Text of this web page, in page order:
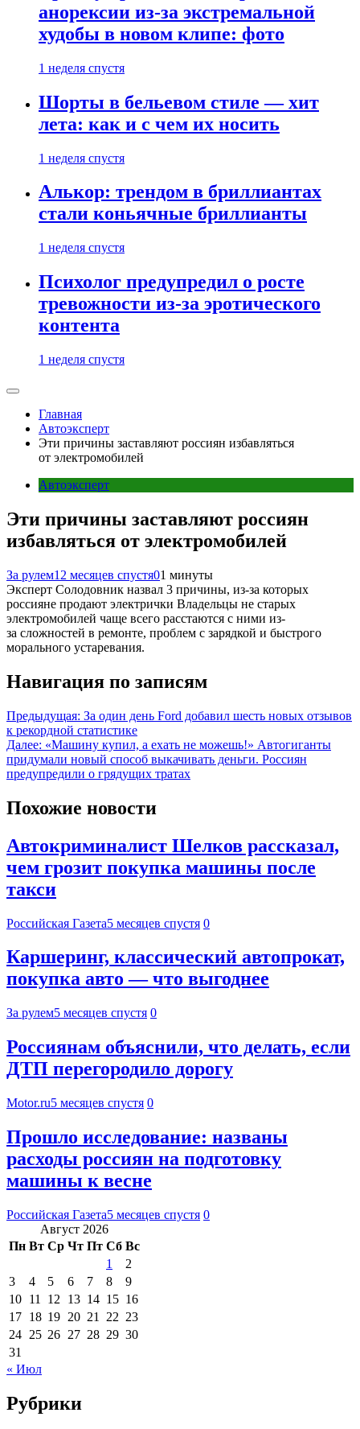
анорексии из-за экстремальной
худобы в новом клипе: фото
1 неделя спустя
Шорты в бельевом стиле — хит
лета: как и с чем их носить
1 неделя спустя
Алькор: трендом в бриллиантах
стали коньячные бриллианты
1 неделя спустя
Психолог предупредил о росте
тревожности из-за эротического
контента
1 неделя спустя
Главная
Автоэксперт
Эти причины заставляют россиян избавляться
от электромобилей
Автоэксперт
Эти причины заставляют россиян
избавляться от электромобилей
За рулем12 месяцев спустя01 минуты
Эксперт Солодовник назвал 3 причины, из-за которых
россияне продают электрички Владельцы не старых
электромобилей чаще всего расстаются с ними из-
за сложностей в ремонте, проблем с зарядкой и быстрого
морального устаревания.
Навигация по записям
Предыдущая: За один день Ford добавил шесть новых отзывов
к рекордной статистике
Далее: «Машину купил, а ехать не можешь!» Автогиганты
придумали новый способ выкачивать деньги. Россиян
предупредили о грядущих тратах
Похожие новости
Автокриминалист Шелков рассказал,
чем грозит покупка машины после
такси
Российская Газета5 месяцев спустя 0
Каршеринг, классический автопрокат,
покупка авто — что выгоднее
За рулем5 месяцев спустя 0
Россиянам объяснили, что делать, если
ДТП перегородило дорогу
Motor.ru5 месяцев спустя 0
Прошло исследование: названы
расходы россиян на подготовку
машины к весне
Российская Газета5 месяцев спустя 0
Август 2026
Пн Вт Ср Чт Пт Сб Вс
1
2
3
4 5 6 7 8
9
10 11 12 13 14 15 16
17 18 19 20 21 22 23
24 25 26 27 28 29 30
31
« Июл
Рубрики